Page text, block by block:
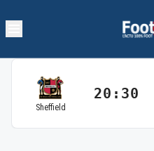
Sheffield
20:30